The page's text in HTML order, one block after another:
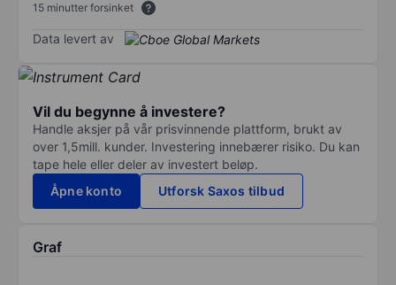
15 minutter forsinket
Data levert av
Vil du begynne å investere?
Handle aksjer på vår prisvinnende plattform, brukt av
over 1,5mill. kunder. Investering innebærer risiko. Du kan
tape hele eller deler av investert beløp.
Åpne konto
Utforsk Saxos tilbud
Graf